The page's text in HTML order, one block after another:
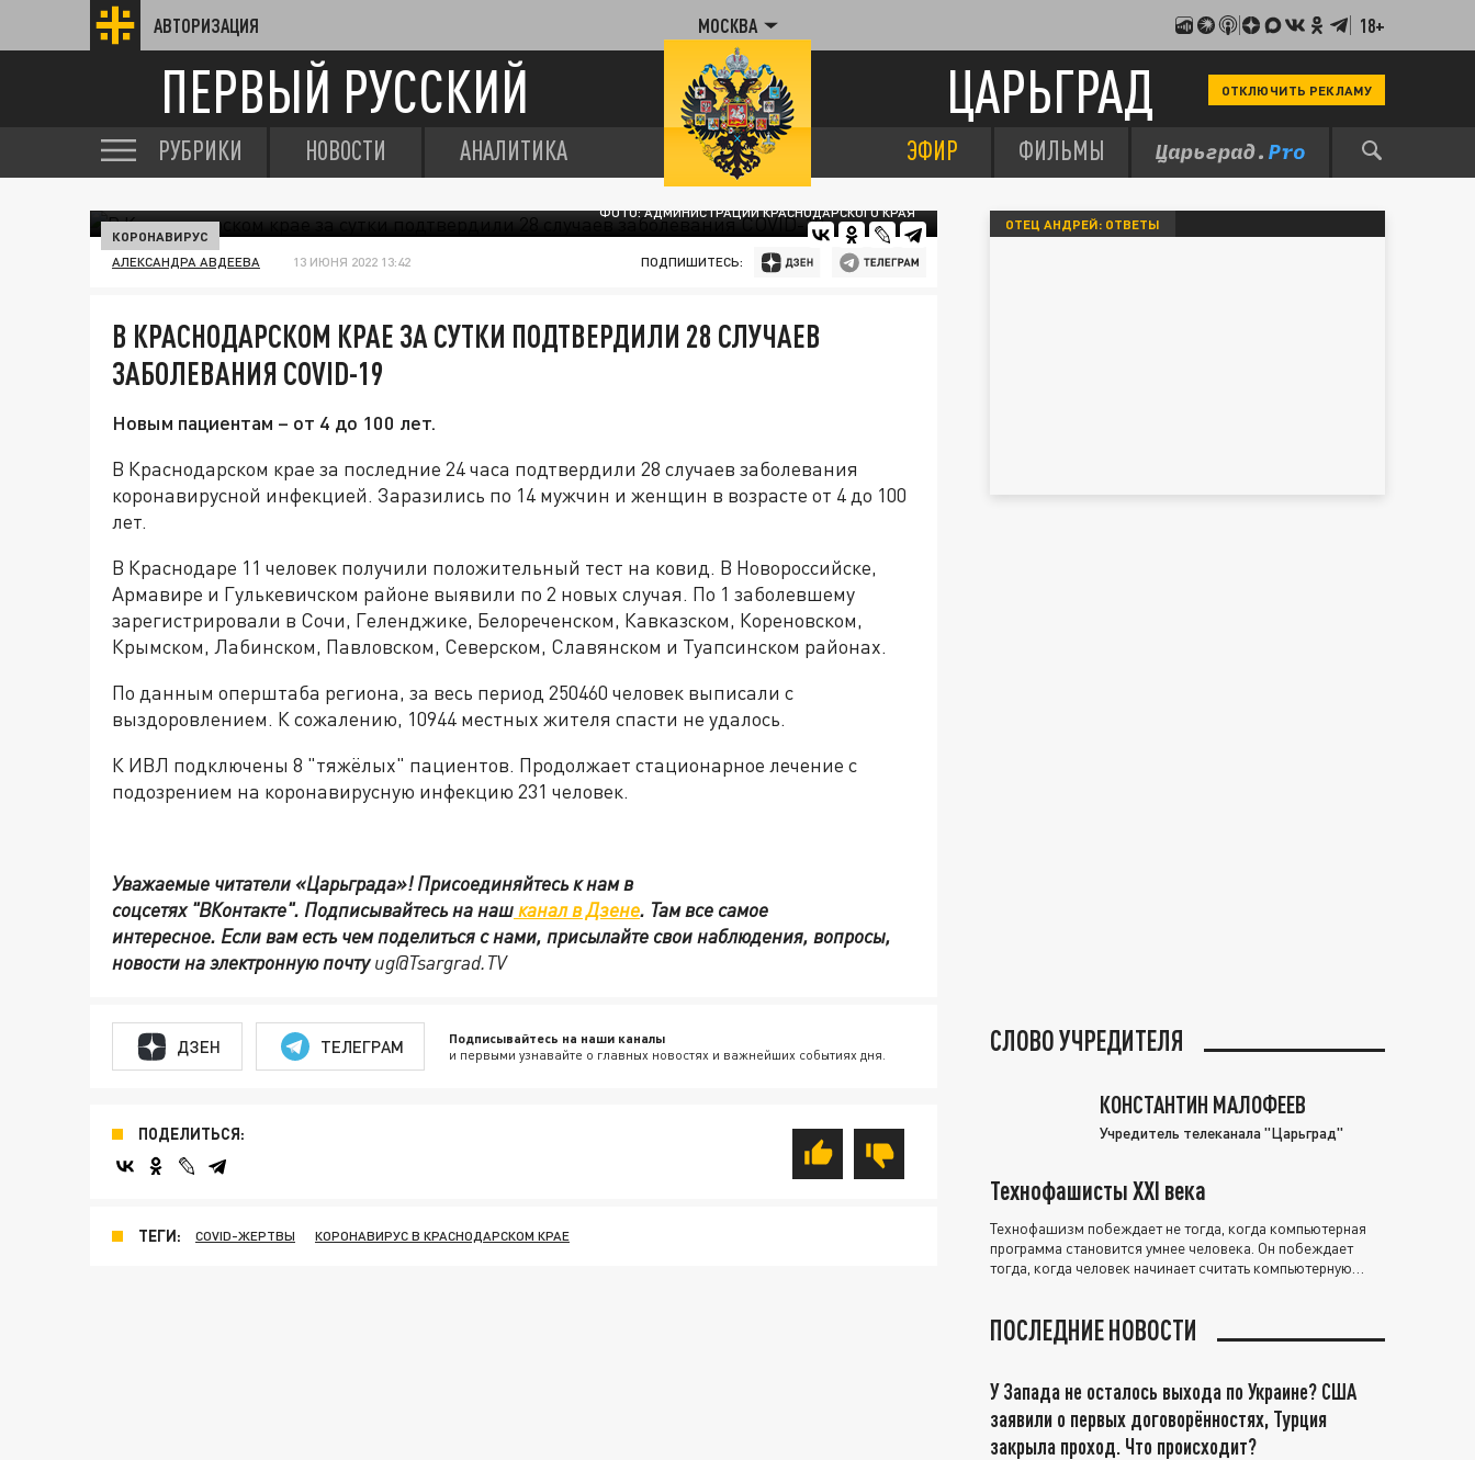
АВТОРИЗАЦИЯ МОСКВА 18+
ПЕРВЫЙ РУССКИЙ ЦАРЬГРАД ОТКЛЮЧИТЬ РЕКЛАМУ
РУБРИКИ НОВОСТИ АНАЛИТИКА ЭФИР ФИЛЬМЫ
ФОТО: АДМИНИСТРАЦИИ КРАСНОДАРСКОГО КРАЯ
КОРОНАВИРУС
АЛЕКСАНДРА АВДЕЕВА 13 ИЮНЯ 2022 13:42 ПОДПИШИТЕСЬ:
В КРАСНОДАРСКОМ КРАЕ ЗА СУТКИ ПОДТВЕРДИЛИ 28 СЛУЧАЕВ
ЗАБОЛЕВАНИЯ COVID-19
Новым пациентам – от 4 до 100 лет.
В Краснодарском крае за последние 24 часа подтвердили 28 случаев заболевания
коронавирусной инфекцией. Заразились по 14 мужчин и женщин в возрасте от 4 до 100
лет.
В Краснодаре 11 человек получили положительный тест на ковид. В Новороссийске,
Армавире и Гулькевичском районе выявили по 2 новых случая. По 1 заболевшему
зарегистрировали в Сочи, Геленджике, Белореченском, Кавказском, Кореновском,
Крымском, Лабинском, Павловском, Северском, Славянском и Туапсинском районах.
По данным оперштаба региона, за весь период 250460 человек выписали с
выздоровлением. К сожалению, 10944 местных жителя спасти не удалось.
К ИВЛ подключены 8 "тяжёлых" пациентов. Продолжает стационарное лечение с
подозрением на коронавирусную инфекцию 231 человек.
Уважаемые читатели «Царьграда»!Присоединяйтесь к нам в
соцсетях"ВКонтакте". Подписывайтесь на нашканал в Дзене. Там все самое
интересное. Если вам есть чем поделиться с нами, присылайте свои наблюдения, вопросы,
новости на электронную почтуug@Tsargrad.TV
ДЗЕН ТЕЛЕГРАМ Подписывайтесь на наши каналы
и первыми узнавайте о главных новостях и важнейших событиях дня.
ПОДЕЛИТЬСЯ:
ТЕГИ: COVID-ЖЕРТВЫ КОРОНАВИРУС В КРАСНОДАРСКОМ КРАЕ
ОТЕЦ АНДРЕЙ: ОТВЕТЫ
СЛОВО УЧРЕДИТЕЛЯ
КОНСТАНТИН МАЛОФЕЕВ
Учредитель телеканала "Царьград"
Технофашисты XXI века
Технофашизм побеждает не тогда, когда компьютерная
программа становится умнее человека. Он побеждает
тогда, когда человек начинает считать компьютерную
ПОСЛЕДНИЕ НОВОСТИ
У Запада не осталось выхода по Украине? США
заявили о первых договорённостях, Турция
закрыла проход. Что происходит?